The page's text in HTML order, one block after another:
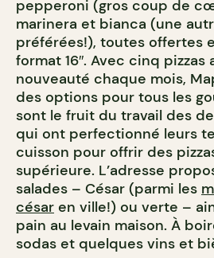
pepperoni (gros coup de
marinera et bianca (une
préférées!), toutes offertes
format 16″. Avec cinq
nouveauté chaque mois,
des options pour tous les
sont le fruit du travail des
qui ont perfectionné leurs
cuisson pour offrir des
supérieure. L’adresse
salades – César (parmi les
césar en ville!) ou verte –
pain au levain maison. À
sodas et quelques vins et